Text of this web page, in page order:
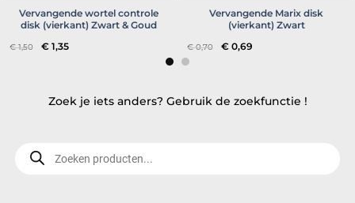
Vervangende wortel controle
disk (vierkant) Zwart & Goud
€1,50 Oorspronkelijke
prijs
€ 1,35Huidige
Vervangende Marix disk
(vierkant) Zwart
€0,70 Oorspronkelijke
prijs
€ 0,69
Zoek je iets anders? Gebruik de zoekfunctie !
zoeken